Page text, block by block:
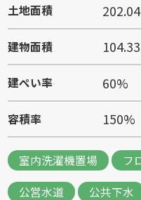
土地面積
建物面積
建ぺい率 60%
容積率 150%
室内洗濯機置場 フ
公営水道
公共下水